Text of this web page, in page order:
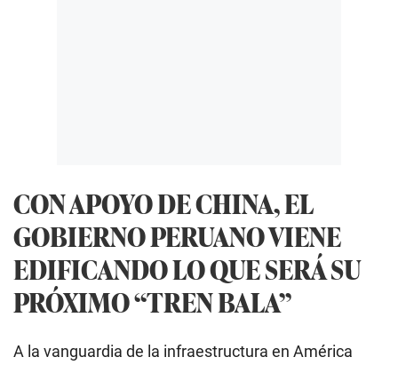
CON APOYO DE CHINA, EL
GOBIERNO PERUANO VIENE
EDIFICANDO LO QUE SERÁ SU
PRÓXIMO “TREN BALA”
A la vanguardia de la infraestructura en América